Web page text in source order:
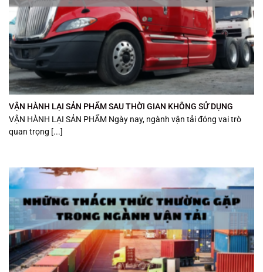
VẬN HÀNH LẠI SẢN PHẨM SAU THỜI GIAN KHÔNG SỬ DỤNG
VẬN HÀNH LẠI SẢN PHẨM Ngày nay, ngành vận tải đóng vai trò
quan trọng [...]